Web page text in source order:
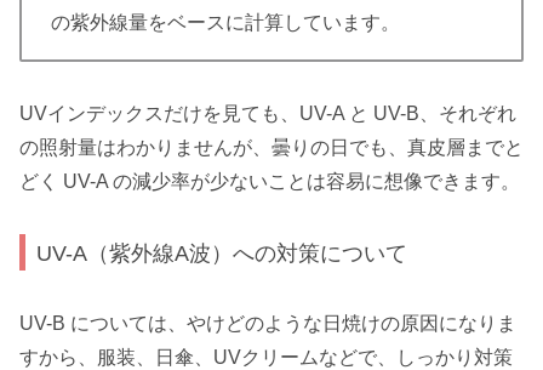
の紫外線量をベースに計算しています。
UVインデックスだけを見ても、UV-A と UV-B、それぞれ
の照射量はわかりませんが、曇りの日でも、真皮層までと
どく UV-A の減少率が少ないことは容易に想像できます。
UV-A（紫外線A波）への対策について
UV-B については、やけどのような日焼けの原因になりま
すから、服装、日傘、UVクリームなどで、しっかり対策